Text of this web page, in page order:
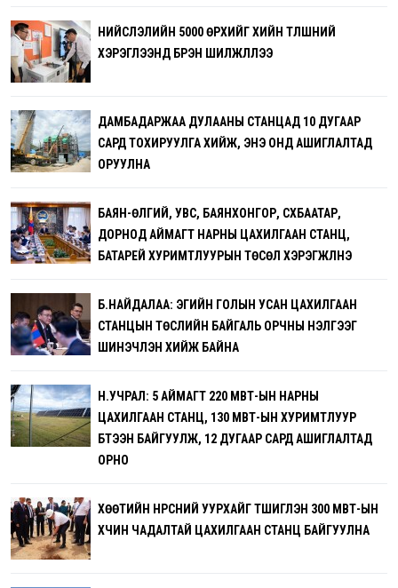
НИЙСЛЭЛИЙН 5000 ӨРХИЙГ ХИЙН ТҮЛШНИЙ
ХЭРЭГЛЭЭНД БҮРЭН ШИЛЖҮҮЛЛЭЭ
ДАМБАДАРЖАА ДУЛААНЫ СТАНЦАД 10 ДУГААР
САРД ТОХИРУУЛГА ХИЙЖ, ЭНЭ ОНД АШИГЛАЛТАД
ОРУУЛНА
БАЯН-ӨЛГИЙ, УВС, БАЯНХОНГОР, СҮХБААТАР,
ДОРНОД АЙМАГТ НАРНЫ ЦАХИЛГААН СТАНЦ,
БАТАРЕЙ ХУРИМТЛУУРЫН ТӨСӨЛ ХЭРЭГЖҮҮЛНЭ
Б.НАЙДАЛАА: ЭГИЙН ГОЛЫН УСАН ЦАХИЛГААН
СТАНЦЫН ТӨСЛИЙН БАЙГАЛЬ ОРЧНЫ ҮНЭЛГЭЭГ
ШИНЭЧЛЭН ХИЙЖ БАЙНА
Н.УЧРАЛ: 5 АЙМАГТ 220 МВТ-ЫН НАРНЫ
ЦАХИЛГААН СТАНЦ, 130 МВТ-ЫН ХУРИМТЛУУР
БҮТЭЭН БАЙГУУЛЖ, 12 ДУГААР САРД АШИГЛАЛТАД
ОРНО
ХӨӨТИЙН НҮҮРСНИЙ УУРХАЙГ ТҮШИГЛЭН 300 МВТ-ЫН
ХҮЧИН ЧАДАЛТАЙ ЦАХИЛГААН СТАНЦ БАЙГУУЛНА